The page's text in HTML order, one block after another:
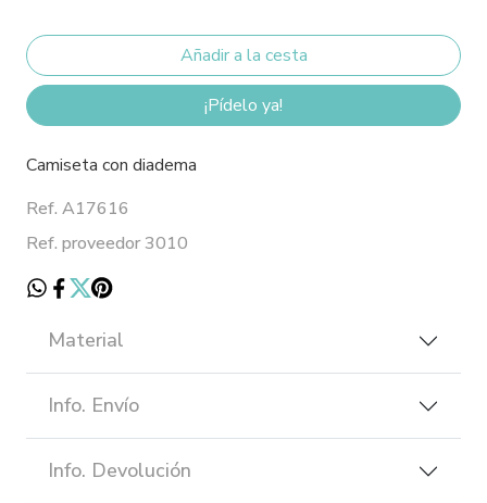
¡Pídelo ya!
Camiseta con diadema
Ref. A17616
Ref. proveedor 3010
Material
Info. Envío
Info. Devolución